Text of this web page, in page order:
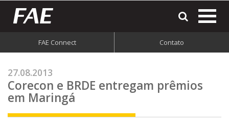
FAE Connect Contato
27.08.2013
Corecon e BRDE entregam prêmios
em Maringá